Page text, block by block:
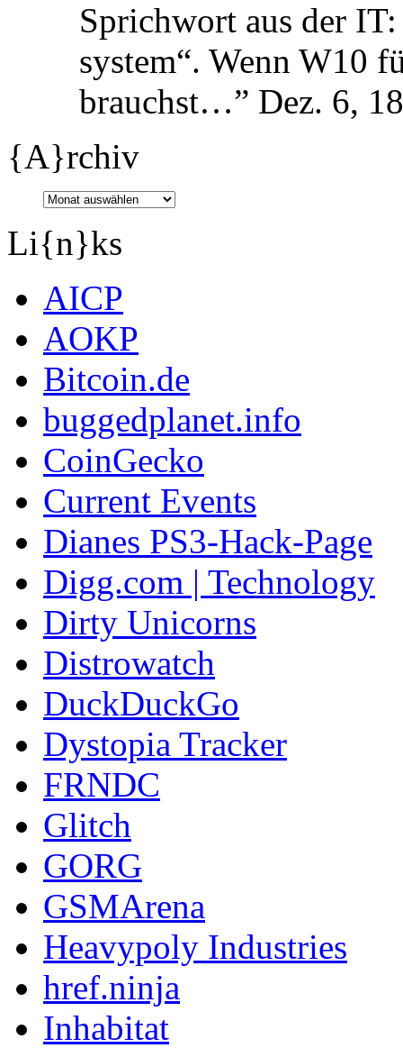
Sprichwort aus der
system“. Wenn W10
brauchst…” Dez. 6,
{A}rchiv
Li{n}ks
AICP
AOKP
Bitcoin.de
buggedplanet.info
CoinGecko
Current Events
Dianes PS3-Hack-Page
Digg.com | Technology
Dirty Unicorns
Distrowatch
DuckDuckGo
Dystopia Tracker
FRNDC
Glitch
GORG
GSMArena
Heavypoly Industries
href.ninja
Inhabitat